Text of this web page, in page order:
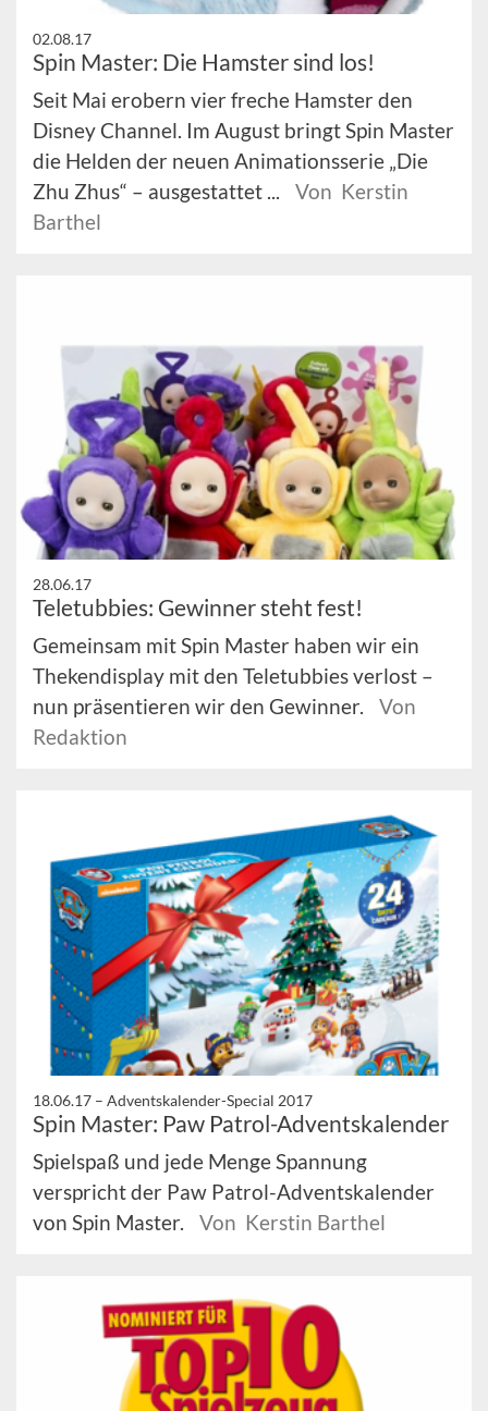
02.08.17
Spin Master: Die Hamster sind los!
Seit Mai erobern vier freche Hamster den
Disney Channel. Im August bringt Spin Master
die Helden der neuen Animationsserie „Die
Zhu Zhus“ – ausgestattet ...
Von Kerstin
Barthel
28.06.17
Teletubbies: Gewinner steht fest!
Gemeinsam mit Spin Master haben wir ein
Thekendisplay mit den Teletubbies verlost –
nun präsentieren wir den Gewinner.
Von
Redaktion
18.06.17 – Adventskalender-Special 2017
Spin Master: Paw Patrol-Adventskalender
Spielspaß und jede Menge Spannung
verspricht der Paw Patrol-Adventskalender
von Spin Master.
Von Kerstin Barthel